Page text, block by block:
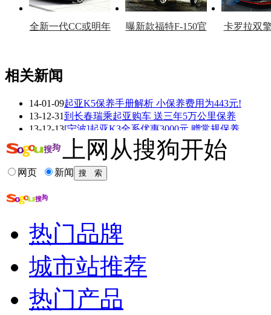
全新一代CC或明年
曝新款福特F-150官
卡罗拉双
看赛车宝贝争奇斗
艳
车模美腿爆乳无惧
走光
相关新闻
14-01-09起亚K5保养手册解析 小保养费用为443元!
13-12-31到长春瑞乘起亚购车 送三年5万公里保养
13-12-13[宁波]起亚K3全系优惠3000元 赠常规保养
13-12-11
保养最省心 狮跑/荣威W5等SUV直降4.53万
13-12-11
起亚K3/朗动/悦动/福瑞迪保养费用全对比
13-12-05【保养手册】2014款起亚K5 保养手册解析
相关推荐
起亚狮跑维修手册
东风悦达起亚狮跑油耗
东风悦达起亚狮跑报价
东风悦达起亚狮跑...
东风悦达起亚狮跑论坛
上网从搜狗开始
网页 新闻
热门品牌
城市站推荐
热门产品